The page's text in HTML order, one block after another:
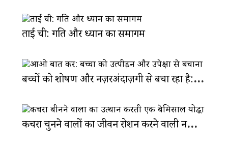
ताई ची: गति और ध्यान का समागम
बच्चों को शोषण और नज़रअंदाज़गी से बचा रहा है: आओ बात करें
कचरा चुनने वालों का जीवन रोशन करने वाली नलिनी की कहानी